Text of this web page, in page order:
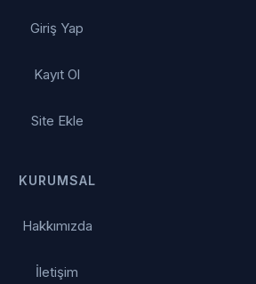
Giriş Yap
Kayıt Ol
Site Ekle
KURUMSAL
Hakkımızda
İletişim